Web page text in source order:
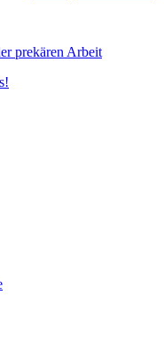
prekären Arbeit